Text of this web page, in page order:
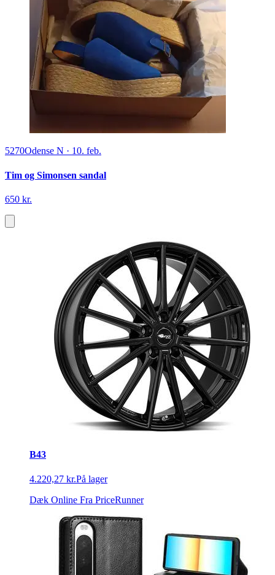
5270Odense N · 10. feb.
Tim og Simonsen sandal
650 kr.
B43
4.220,27 kr.På lager
Dæk Online Fra PriceRunner